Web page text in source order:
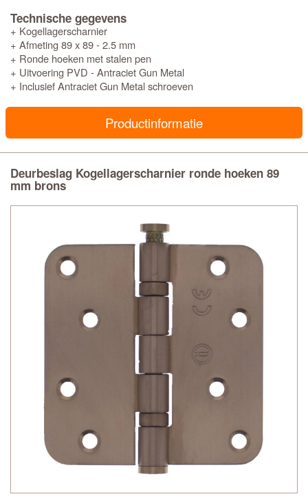
Technische gegevens
+ Kogellagerscharnier
+ Afmeting 89 x 89 - 2.5 mm
+ Ronde hoeken met stalen pen
+ Uitvoering PVD - Antraciet Gun Metal
+ Inclusief Antraciet Gun Metal schroeven
Productinformatie
Deurbeslag Kogellagerscharnier ronde hoeken 89
mm brons